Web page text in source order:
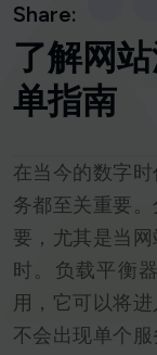
Share:
了解网
单指南
在当今的数字
务都至关重要
要，尤其是当
时。负载平衡
用，它可以将
不会出现单个